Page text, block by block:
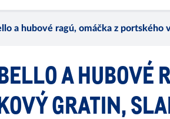
a hubové ragú, omáčka z
A HUBOVÉ
GRATIN,